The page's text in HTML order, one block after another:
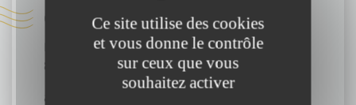
Coordonnées :
Route de la Genetouze
85000 Mouilleron-le-Captif
associationlesarrosoirs@gmail.com
Ce site utilise des cookies
et vous donne le contrôle
sur ceux que vous
souhaitez activer